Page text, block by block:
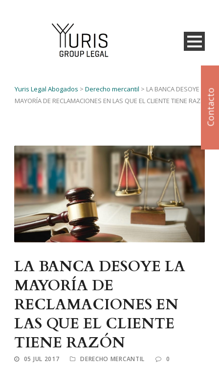
Yuris Legal Abogados > Derecho mercantil > LA BANCA DESOYE LA
MAYORÍA DE RECLAMACIONES EN LAS QUE EL CLIENTE TIENE RAZÓN
LA BANCA DESOYE LA
MAYORÍA DE
RECLAMACIONES EN
LAS QUE EL CLIENTE
TIENE RAZÓN
05 JUL 2017 DERECHO MERCANTIL 0
Contacto